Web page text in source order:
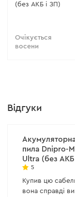
(без АКБ і ЗП)
Очікується
восени
Відгуки
пила Dnipro-
Ultra (без АКБ
5
Купив цю
вона справді